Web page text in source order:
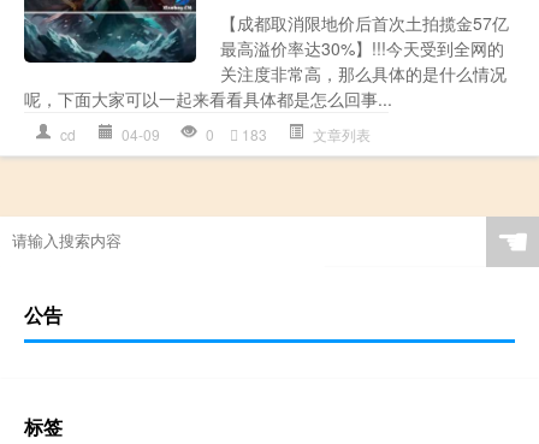
【成都取消限地价后首次土拍揽金57亿
最高溢价率达30%】!!!今天受到全网的
关注度非常高，那么具体的是什么情况
呢，下面大家可以一起来看看具体都是怎么回事...
cd 04-09 0 183 文章列表
☚
公告
标签